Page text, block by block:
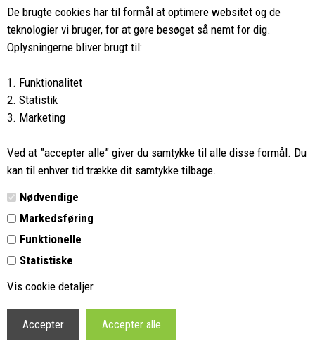
De brugte cookies har til formål at optimere websitet og de
teknologier vi bruger, for at gøre besøget så nemt for dig.
Oplysningerne bliver brugt til:
1. Funktionalitet
2. Statistik
3. Marketing
Ved at ”accepter alle” giver du samtykke til alle disse formål. Du
kan til enhver tid trække dit samtykke tilbage.
Nødvendige
Markedsføring
Funktionelle
Statistiske
Vis cookie detaljer
ved køb over 499,-*
8662 2113
Vi glæder os til at se dig
Vilkår
Profil